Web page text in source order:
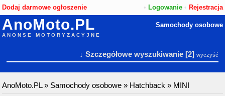
Dodaj darmowe ogłoszenie • Logowanie• Rejestracja
AnoMoto.PL
ANONSE MOTORYZACYJNE
Samochody osobowe
↓ Szczegółowe wyszukiwanie[2] wyczyść
AnoMoto.PL» Samochody osobowe » Hatchback » MINI